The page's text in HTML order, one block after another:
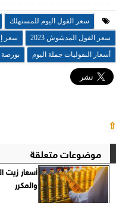
سعر الفول اليوم للمستهلك
سعر الفول المدشوش 2023
سعر
أسعار البقوليات جملة اليوم
بورصة
⇧
موضوعات متعلقة
أسعار زيت
والمكرر